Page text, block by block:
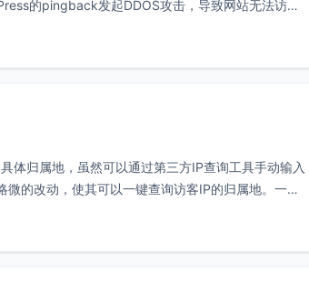
的pingback发起DDOS攻击，导致网站无法访
体归属地，虽然可以通过第三方IP查询工具手动输入
的改动，使其可以一键查询访客IP的归属地。一、